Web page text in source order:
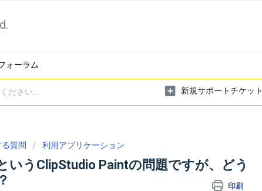
ォーラム
新規サポートチケット
質問 利用アプリケーション
いうClipStudio Paintの問題ですが、どう
印刷